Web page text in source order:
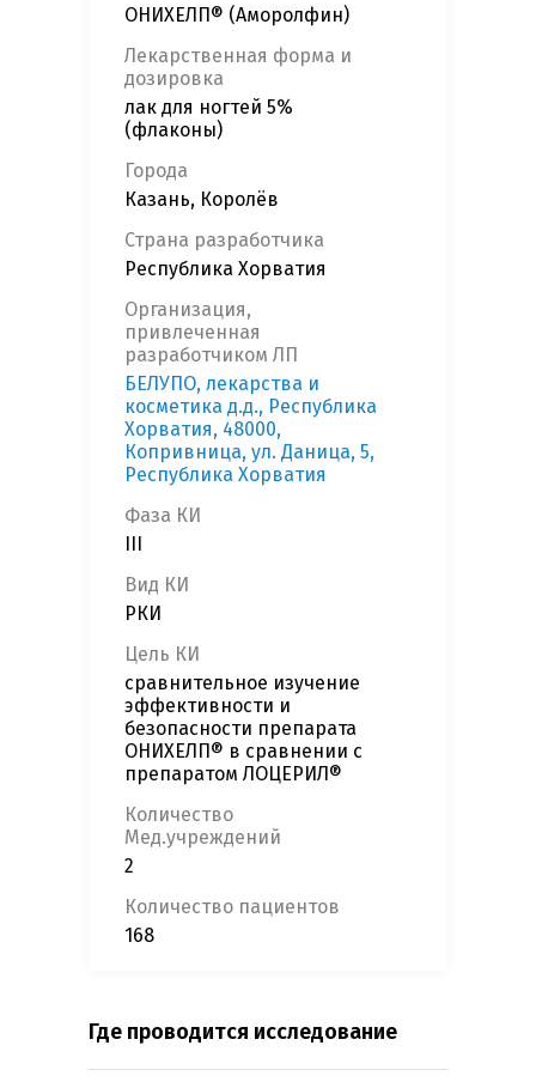
ОНИХЕЛП® (Аморолфин)
Лекарственная форма и
дозировка
лак для ногтей 5%
(флаконы)
Города
Казань, Королёв
Страна разработчика
Республика Хорватия
Организация,
привлеченная
разработчиком ЛП
БЕЛУПО, лекарства и
косметика д.д., Республика
Хорватия, 48000,
Копривница, ул. Даница, 5,
Республика Хорватия
Фаза КИ
Вид КИ
РКИ
Цель КИ
сравнительное изучение
эффективности и
безопасности препарата
ОНИХЕЛП® в сравнении с
препаратом ЛОЦЕРИЛ®
Количество
Мед.учреждений
2
Количество пациентов
168
Где проводится исследование